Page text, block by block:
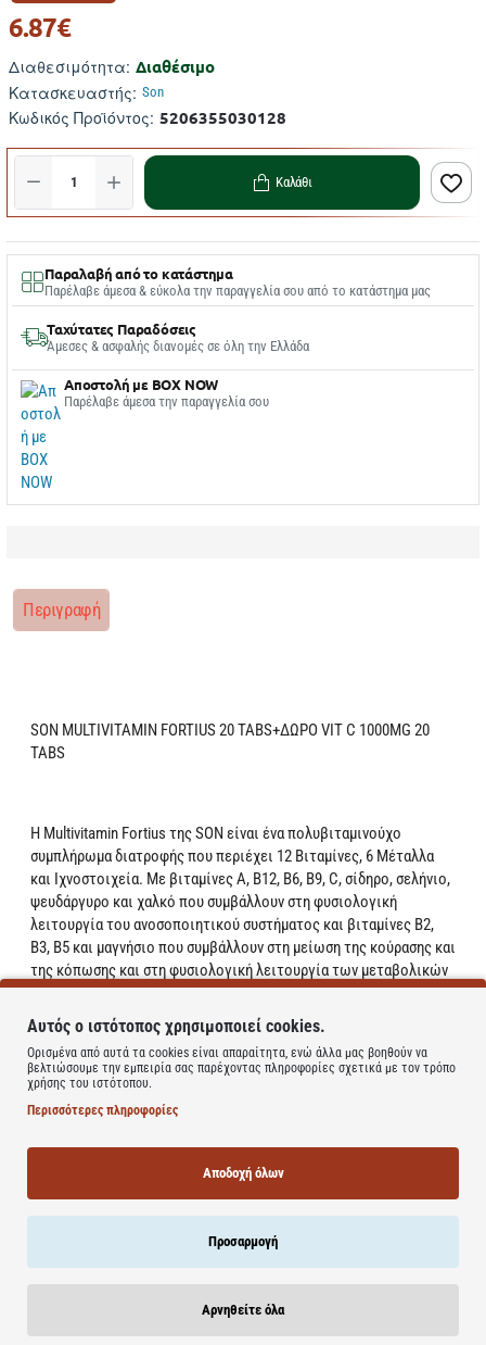
Διαθεσιμότητα: Διαθέσιμο
Κατασκευαστής: Son
Κωδικός Προϊόντος: 5206355030128
6.87€
Καλάθι
Παραλαβή από το κατάστημα
Παρέλαβε άμεσα & εύκολα την παραγγελία σου από το κατάστημα μας
Ταχύτατες Παραδόσεις
Άμεσες & ασφαλής διανομές σε όλη την Ελλάδα
Αποστολή με BOX NOW
Παρέλαβε άμεσα την παραγγελία σου
Περιγραφή
SON MULTIVITAMIN FORTIUS 20 TABS+ΔΩΡΟ VIT C 1000MG 20
TABS
Η Multivitamin Fortius της SON είναι ένα πολυβιταμινούχο
συμπλήρωμα διατροφής που περιέχει 12 Βιταμίνες, 6 Μέταλλα
και Ιχνοστοιχεία. Με βιταμίνες Α, Β12, Β6, Β9, C, σίδηρο, σελήνιο,
ψευδάργυρο και χαλκό που συμβάλλουν στη φυσιολογική
λειτουργία του ανοσοποιητικού συστήματος και βιταμίνες Β2,
Β3, Β5 και μαγνήσιο που συμβάλλουν στη μείωση της κούρασης και
της κόπωσης και στη φυσιολογική λειτουργία των μεταβολικών
διεργασιών που αποσκοπούν στην παραγωγή της ενέργειας.
Επίσης, περιέχει ασβέστιο που συμβάλλει στη διατήρηση της
φυσιολογικής κατάστασης των οστών, των δοντιών και στη
φυσιολογική λειτουργιά των μυών.
Η Multivitamin Fortius περιέχει όλες τις βιταμίνες, τα απαραίτητα
μέταλλα και ιχνοστοιχεία που χρειάζεται ο οργανισμός
καθημερινά. Η πλήρης και ισορροπημένη σύνθεσή του δίνει
ενέργεια και δύναμη, προστατεύει τον οργανισμό,
Αυτός ο ιστότοπος χρησιμοποιεί cookies.
Ορισμένα από αυτά τα cookies είναι απαραίτητα, ενώ άλλα μας βοηθούν να
βελτιώσουμε την εμπειρία σας παρέχοντας πληροφορίες σχετικά με τον τρόπο
χρήσης του ιστότοπου.
Περισσότερες πληροφορίες
Αποδοχή όλων
Προσαρμογή
Αρνηθείτε όλα